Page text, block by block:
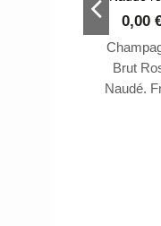
0,00
Brut
Naudé.